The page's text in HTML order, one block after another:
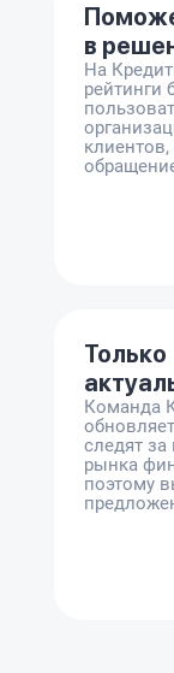
в
На
рейтинги
Только
Команда
следят
рынка
поэтому